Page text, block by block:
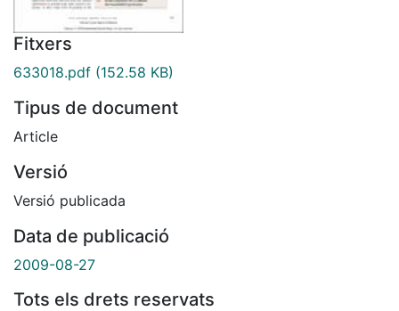
Fitxers
633018.pdf (152.58 KB)
Tipus de document
Article
Versió
Versió publicada
Data de publicació
2009-08-27
Tots els drets reservats